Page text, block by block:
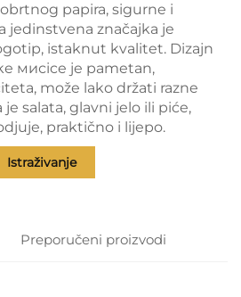
papira, sigurne i
jedinstvena značajka je
istaknut kvalitet. Dizajn
мисice јe pametan,
može lako držati razne
salata, glavni jelo ili piće,
praktično i lijepo.
Istraživanje
Preporučeni proizvodi